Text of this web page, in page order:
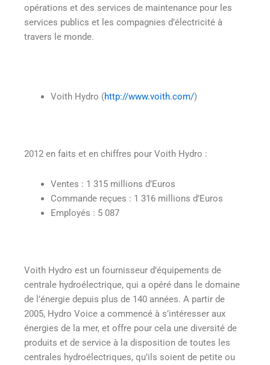
opérations et des services de maintenance pour les
services publics et les compagnies d’électricité à
travers le monde.
Voith Hydro (http://www.voith.com/)
2012 en faits et en chiffres pour Voith Hydro :
Ventes : 1 315 millions d’Euros
Commande reçues : 1 316 millions d’Euros
Employés : 5 087
Voith Hydro est un fournisseur d’équipements de
centrale hydroélectrique, qui a opéré dans le domaine
de l’énergie depuis plus de 140 années. A partir de
2005, Hydro Voice a commencé à s’intéresser aux
énergies de la mer, et offre pour cela une diversité de
produits et de service à la disposition de toutes les
centrales hydroélectriques, qu’ils soient de petite ou